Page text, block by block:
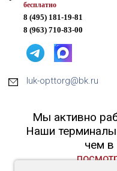
бесплатно
8 (495) 181-19-81
8 (963) 710-83-00
luk-opttorg@bk.ru
Мы активно
Наши
чем в